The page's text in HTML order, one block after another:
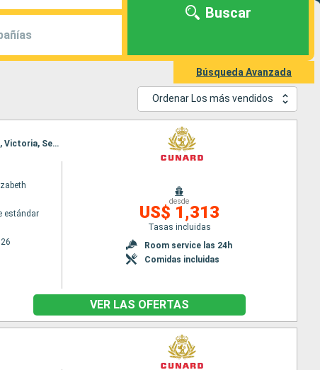
Buscar
Búsqueda Avanzada
Ordenar Los más vendidos
Itinerario : Seattle, Ketchikán, Icy Strait Point, Glacier Bay, Hubard Glacier, Juneau, Haines, Sitka, Victoria, Seattle
estándar
desde
US$ 1,313
Tasas incluidas
Room service las 24h
Comidas incluidas
VER LAS OFERTAS